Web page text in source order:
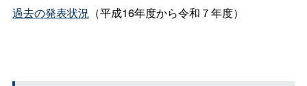
過去の発表状況 （平成16年度から令和７年度）